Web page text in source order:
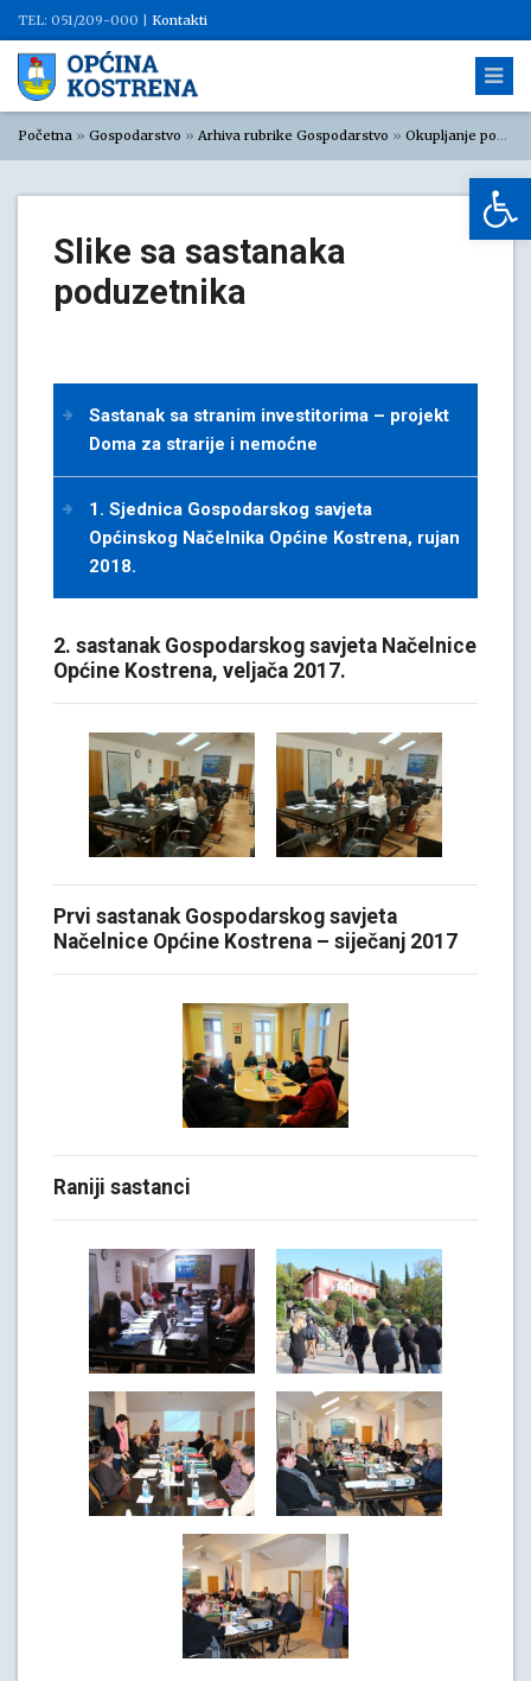
TEL: 051/209-000 | Kontakti
Početna » Gospodarstvo » Arhiva rubrike Gospodarstvo » Okupljanje poduzetnika
Slike sa sastanaka
poduzetnika
Sastanak sa stranim investitorima – projekt
Doma za strarije i nemoćne
1. Sjednica Gospodarskog savjeta
Općinskog Načelnika Općine Kostrena, rujan
2018.
2. sastanak Gospodarskog savjeta Načelnice
Općine Kostrena, veljača 2017.
Prvi sastanak Gospodarskog savjeta
Načelnice Općine Kostrena – siječanj 2017
Raniji sastanci